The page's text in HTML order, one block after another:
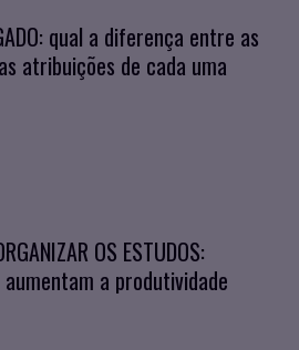
qual a diferença entre as
atribuições de cada uma
OS ESTUDOS:
a produtividade